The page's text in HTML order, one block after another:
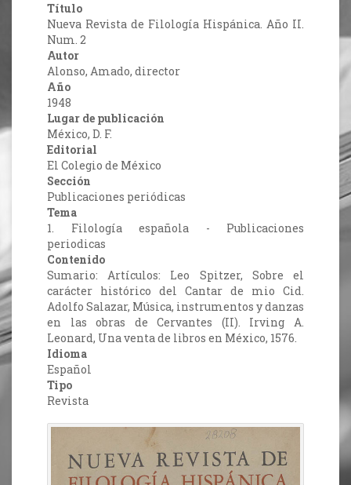
Título
Nueva Revista de Filología Hispánica. Año II.
Num. 2
Autor
Alonso, Amado, director
Año
1948
Lugar de publicación
México, D. F.
Editorial
El Colegio de México
Sección
Publicaciones periódicas
Tema
1. Filología española - Publicaciones
periodicas
Contenido
Sumario: Artículos: Leo Spitzer, Sobre el
carácter histórico del Cantar de mio Cid.
Adolfo Salazar, Música, instrumentos y danzas
en las obras de Cervantes (II). Irving A.
Leonard, Una venta de libros en México, 1576.
Idioma
Español
Tipo
Revista